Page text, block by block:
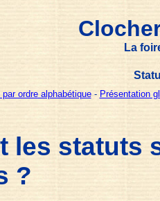
La
ordre alphabétique- Présentation
les statuts
?